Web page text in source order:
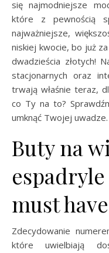
się najmodniejsze
które z pewnością
najważniejsze,
niskiej kwocie, bo już
dwadzieścia złotych!
stacjonarnych oraz
trwają właśnie teraz,
co Ty na to?
umknąć Twojej uwadze.
Buty na
must
Zdecydowanie
które uwielbiają